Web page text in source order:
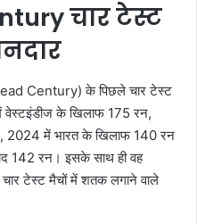
चार टेस्ट
Century) के पिछले चार टेस्ट
वेस्टइंडीज के खिलाफ 175 रन,
2024 में भारत के खिलाफ 140 रन
142 रन। इसके साथ ही वह
चार टेस्ट मैचों में शतक लगाने वाले